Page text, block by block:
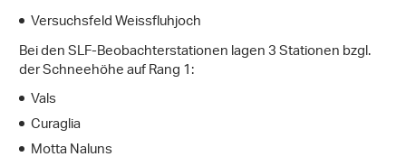
Versuchsfeld Weissfluhjoch
Bei den SLF-Beobachterstationen lagen 3 Stationen bzgl.
der Schneehöhe auf Rang 1:
Vals
Curaglia
Motta Naluns